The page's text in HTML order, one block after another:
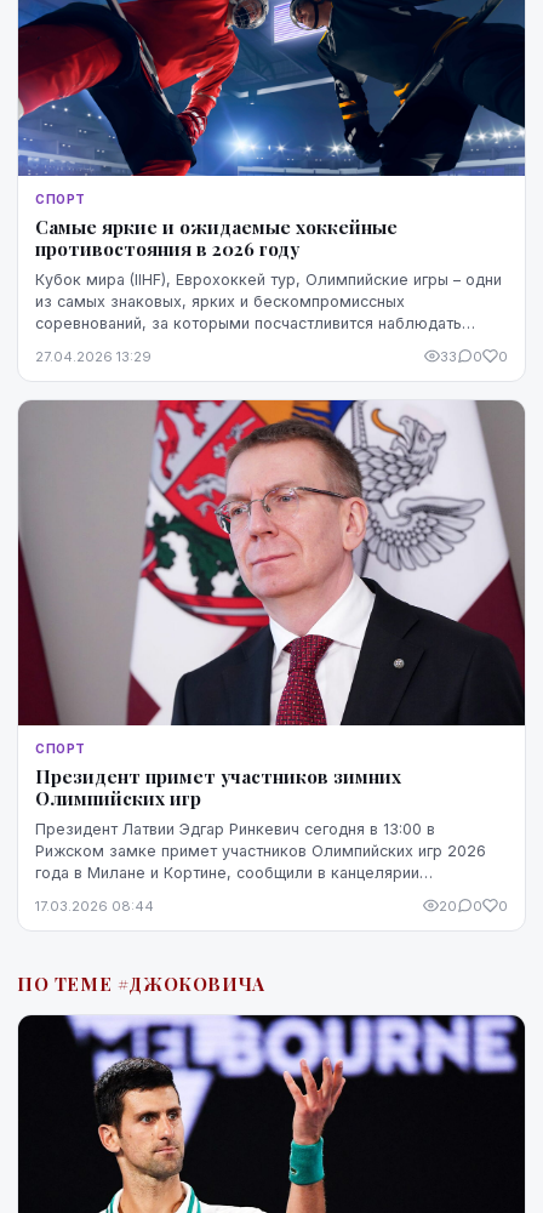
СПОРТ
Самые яркие и ожидаемые хоккейные
противостояния в 2026 году
Кубок мира (IIHF), Еврохоккей тур, Олимпийские игры – одни
из самых знаковых, ярких и бескомпромиссных
соревнований, за которыми посчастливится наблюдать
27.04.2026 13:29 33 0 0
СПОРТ
Президент примет участников зимних
Олимпийских игр
Президент Латвии Эдгар Ринкевич сегодня в 13:00 в
Рижском замке примет участников Олимпийских игр 2026
года в Милане и Кортине, сообщили в канцелярии
17.03.2026 08:44 20 0 0
ПО ТЕМЕ #ДЖОКОВИЧА